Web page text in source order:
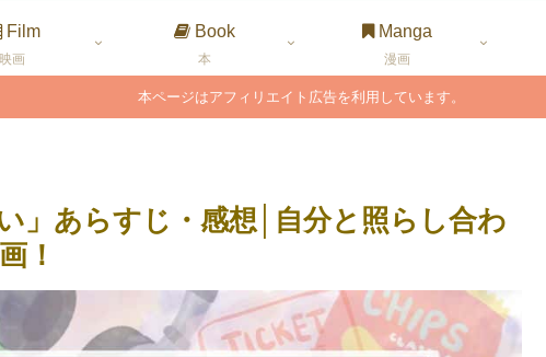
Film
映画
Book
本
Manga
漫画
本ページはアフィリエイト広告を利用しています。
」あらすじ・感想│自分と照らし合わ
！